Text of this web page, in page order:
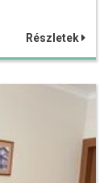
Részletek